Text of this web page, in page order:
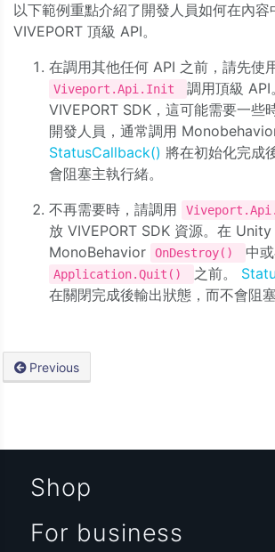
以下範例重點介紹了開發人員如何在內容
VIVEPORT 頂級 API。
在調用其他任何 API 之前，請先使
Viveport.Api.Init
調用頂級
VIVEPORT SDK，這可能需要一些
開發人員，通常調用
StatusCallback() 將在初始化完成
會阻塞主執行緒。
不再需要時，請調用
放 VIVEPORT SDK 資源。在
MonoBehavior
OnDestroy() 中
Application.Quit() 之前。
在關閉完成後輸出狀態，而不會阻塞
Previous
Shop
For business